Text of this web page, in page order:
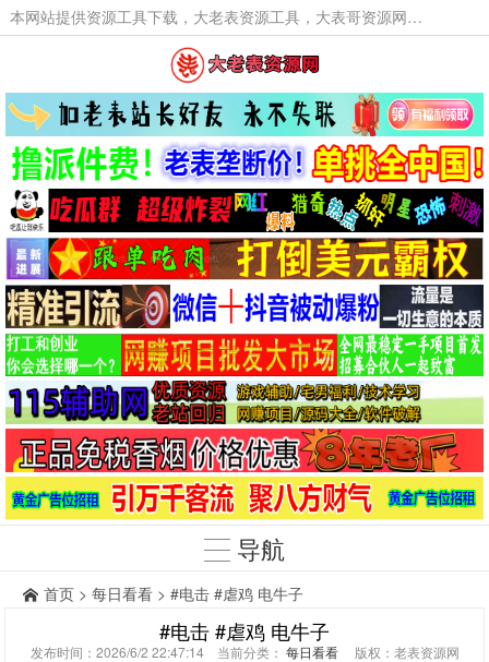
本网站提供资源工具下载，大老表资源工具，大表哥资源网软件工具，大老表资源下载，活动线报福利资源分享,活动线报，大型网游经典游戏，网络热门技术游戏辅助交流与分享。
导航
首页 > 每日看看 > #电击 #虐鸡 电牛子
#电击 #虐鸡 电牛子
发布时间：2026/6/2 22:47:14 当前分类： 每日看看版权：老表资源网